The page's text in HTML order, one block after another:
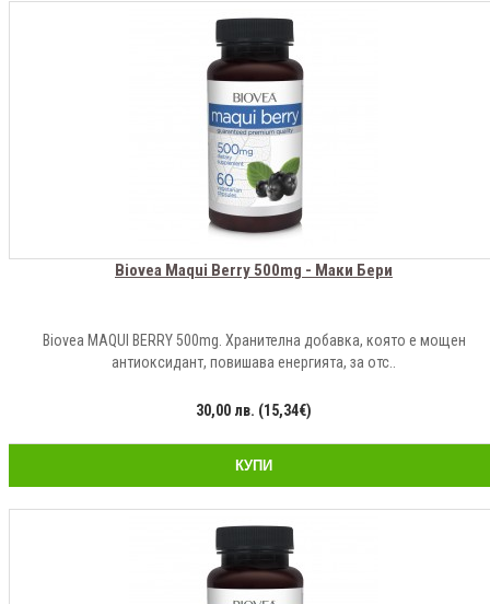
Biovea Maqui Berry 500mg - Маки Бери
Biovea MAQUI BERRY 500mg. Хранителна добавка, която е мощен
антиоксидант, повишава енергията, за отс..
30,00 лв. (15,34€)
КУПИ